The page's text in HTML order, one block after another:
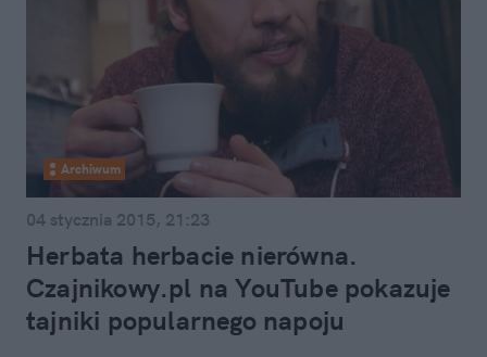
Archiwum
04 stycznia 2015, 21:23
Herbata herbacie nierówna.
Czajnikowy.pl na YouTube pokazuje
tajniki popularnego napoju